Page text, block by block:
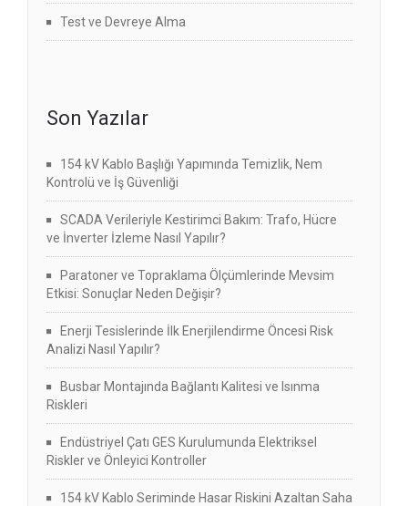
Test ve Devreye Alma
Son Yazılar
154 kV Kablo Başlığı Yapımında Temizlik, Nem
Kontrolü ve İş Güvenliği
SCADA Verileriyle Kestirimci Bakım: Trafo, Hücre
ve İnverter İzleme Nasıl Yapılır?
Paratoner ve Topraklama Ölçümlerinde Mevsim
Etkisi: Sonuçlar Neden Değişir?
Enerji Tesislerinde İlk Enerjilendirme Öncesi Risk
Analizi Nasıl Yapılır?
Busbar Montajında Bağlantı Kalitesi ve Isınma
Riskleri
Endüstriyel Çatı GES Kurulumunda Elektriksel
Riskler ve Önleyici Kontroller
154 kV Kablo Seriminde Hasar Riskini Azaltan Saha